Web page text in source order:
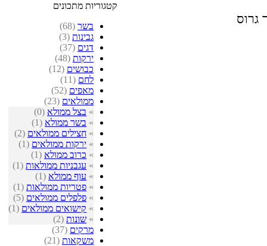
קטגוריות מתכונים
בשר (68)
גבינות (3)
דגים (37)
ירקות (48)
כבושים (12)
לחם (11)
מאפים (52)
ממולאים (23)
» בצל ממולא (0)
» בשר ממולא (1)
» חצילים ממולאים (2)
» ירקות ממולאים (1)
» כרוב ממולא (1)
» עגבניות ממולאות (1)
» עוף ממולא (1)
» פטריות ממולאות (1)
» פלפלים ממולאים (5)
» קישואים ממולאים (1)
» שונות (2)
מרקים (37)
משקאות (21)
גרוס